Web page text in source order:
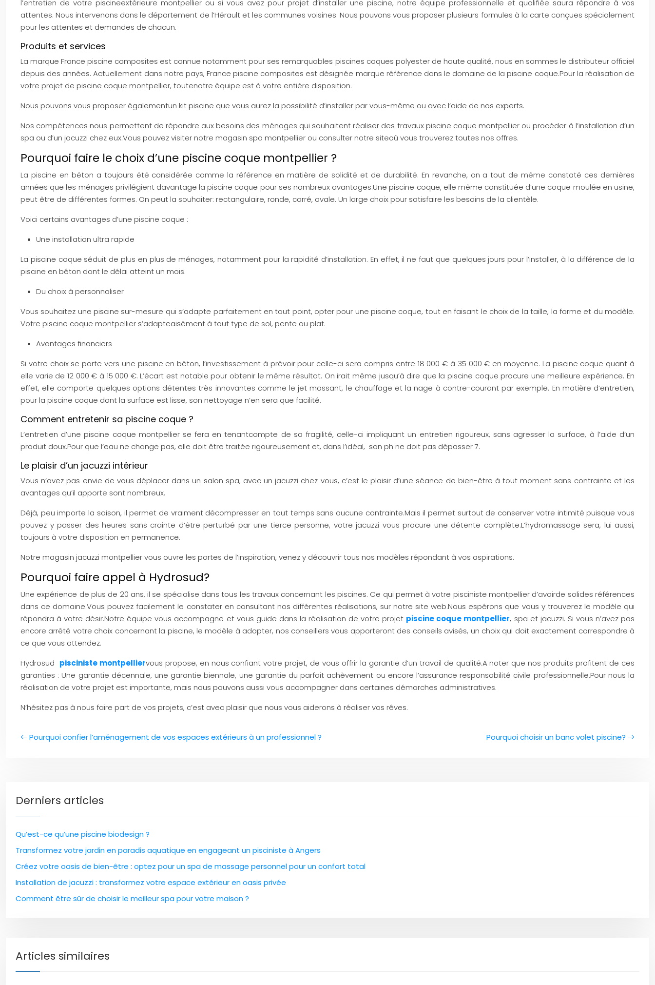
l’entretien de votre piscineextérieure montpellier ou si vous avez pour projet d’installer une piscine, notre équipe professionnelle et qualifiée saura répondre à vos
attentes. Nous intervenons dans le département de l’Hérault et les communes voisines. Nous pouvons vous proposer plusieurs formules à la carte conçues spécialement
pour les attentes et demandes de chacun.
Produits et services
La marque France piscine composites est connue notamment pour ses remarquables piscines coques polyester de haute qualité, nous en sommes le distributeur officiel
depuis des années. Actuellement dans notre pays, France piscine composites est désignée marque référence dans le domaine de la piscine coque.Pour la réalisation de
votre projet de piscine coque montpellier, toutenotre équipe est à votre entière disposition.
Nous pouvons vous proposer égalementun kit piscine que vous aurez la possibilité d’installer par vous-même ou avec l’aide de nos experts.
Nos compétences nous permettent de répondre aux besoins des ménages qui souhaitent réaliser des travaux piscine coque montpellier ou procéder à l’installation d’un
spa ou d’un jacuzzi chez eux.Vous pouvez visiter notre magasin spa montpellier ou consulter notre siteoù vous trouverez toutes nos offres.
Pourquoi faire le choix d’une piscine coque montpellier ?
La piscine en béton a toujours été considérée comme la référence en matière de solidité et de durabilité. En revanche, on a tout de même constaté ces dernières
années que les ménages privilégient davantage la piscine coque pour ses nombreux avantages.Une piscine coque, elle même constituée d’une coque moulée en usine,
peut être de différentes formes. On peut la souhaiter: rectangulaire, ronde, carré, ovale. Un large choix pour satisfaire les besoins de la clientèle.
Voici certains avantages d’une piscine coque :
Une installation ultra rapide
La piscine coque séduit de plus en plus de ménages, notamment pour la rapidité d’installation. En effet, il ne faut que quelques jours pour l’installer, à la différence de la
piscine en béton dont le délai atteint un mois.
Du choix à personnaliser
Vous souhaitez une piscine sur-mesure qui s’adapte parfaitement en tout point, opter pour une piscine coque, tout en faisant le choix de la taille, la forme et du modèle.
Votre piscine coque montpellier s’adapteaisément à tout type de sol, pente ou plat.
Avantages financiers
Si votre choix se porte vers une piscine en béton, l’investissement à prévoir pour celle-ci sera compris entre 18 000 € à 35 000 € en moyenne. La piscine coque quant à
elle varie de 12 000 € à 15 000 €. L’écart est notable pour obtenir le même résultat. On irait même jusqu’à dire que la piscine coque procure une meilleure expérience. En
effet, elle comporte quelques options détentes très innovantes comme le jet massant, le chauffage et la nage à contre-courant par exemple. En matière d’entretien,
pour la piscine coque dont la surface est lisse, son nettoyage n’en sera que facilité.
Comment entretenir sa piscine coque ?
L’entretien d’une piscine coque montpellier se fera en tenantcompte de sa fragilité, celle-ci impliquant un entretien rigoureux, sans agresser la surface, à l’aide d’un
produit doux.Pour que l’eau ne change pas, elle doit être traitée rigoureusement et, dans l’idéal, son ph ne doit pas dépasser 7.
Le plaisir d’un jacuzzi intérieur
Vous n’avez pas envie de vous déplacer dans un salon spa, avec un jacuzzi chez vous, c’est le plaisir d’une séance de bien-être à tout moment sans contrainte et les
avantages qu’il apporte sont nombreux.
Déjà, peu importe la saison, il permet de vraiment décompresser en tout temps sans aucune contrainte.Mais il permet surtout de conserver votre intimité puisque vous
pouvez y passer des heures sans crainte d’être perturbé par une tierce personne, votre jacuzzi vous procure une détente complète.L’hydromassage sera, lui aussi,
toujours à votre disposition en permanence.
Notre magasin jacuzzi montpellier vous ouvre les portes de l’inspiration, venez y découvrir tous nos modèles répondant à vos aspirations.
Pourquoi faire appel à Hydrosud?
Une expérience de plus de 20 ans, il se spécialise dans tous les travaux concernant les piscines. Ce qui permet à votre pisciniste montpellier d’avoirde solides références
dans ce domaine.Vous pouvez facilement le constater en consultant nos différentes réalisations, sur notre site web.Nous espérons que vous y trouverez le modèle qui
répondra à votre désir.Notre équipe vous accompagne et vous guide dans la réalisation de votre projet piscine coque montpellier, spa et jacuzzi. Si vous n’avez pas
encore arrêté votre choix concernant la piscine, le modèle à adopter, nos conseillers vous apporteront des conseils avisés, un choix qui doit exactement correspondre à
ce que vous attendez.
Hydrosud pisciniste montpelliervous propose, en nous confiant votre projet, de vous offrir la garantie d’un travail de qualité.A noter que nos produits profitent de ces
garanties : Une garantie décennale, une garantie biennale, une garantie du parfait achèvement ou encore l’assurance responsabilité civile professionnelle.Pour nous la
réalisation de votre projet est importante, mais nous pouvons aussi vous accompagner dans certaines démarches administratives.
N’hésitez pas à nous faire part de vos projets, c’est avec plaisir que nous vous aiderons à réaliser vos rêves.
Pourquoi confier l’aménagement de vos espaces extérieurs à un professionnel ? Pourquoi choisir un banc volet piscine?
Derniers articles
Qu’est-ce qu’une piscine biodesign ?
Transformez votre jardin en paradis aquatique en engageant un pisciniste à Angers
Créez votre oasis de bien-être : optez pour un spa de massage personnel pour un confort total
Installation de jacuzzi : transformez votre espace extérieur en oasis privée
Comment être sûr de choisir le meilleur spa pour votre maison ?
Articles similaires